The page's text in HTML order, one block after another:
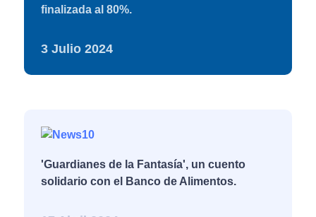
finalizada al 80%.
3 Julio 2024
'Guardianes de la Fantasía', un cuento
solidario con el Banco de Alimentos.